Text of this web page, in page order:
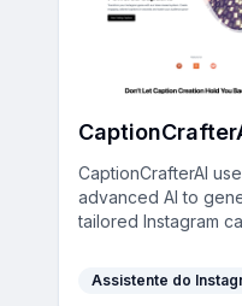
CaptionCrafterAI
advanced AI to
tailored Instagram
saving you time with
high-impact content.
Assistente do